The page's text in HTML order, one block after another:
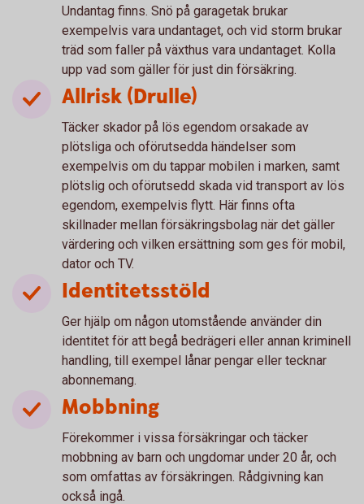
Undantag finns. Snö på garagetak brukar
exempelvis vara undantaget, och vid storm brukar
träd som faller på växthus vara undantaget. Kolla
upp vad som gäller för just din försäkring.
Allrisk (Drulle)
Täcker skador på lös egendom orsakade av
plötsliga och oförutsedda händelser som
exempelvis om du tappar mobilen i marken, samt
plötslig och oförutsedd skada vid transport av lös
egendom, exempelvis flytt. Här finns ofta
skillnader mellan försäkringsbolag när det gäller
värdering och vilken ersättning som ges för mobil,
dator och TV.
Identitetsstöld
Ger hjälp om någon utomstående använder din
identitet för att begå bedrägeri eller annan kriminell
handling, till exempel lånar pengar eller tecknar
abonnemang.
Mobbning
Förekommer i vissa försäkringar och täcker
mobbning av barn och ungdomar under 20 år, och
som omfattas av försäkringen. Rådgivning kan
också ingå.